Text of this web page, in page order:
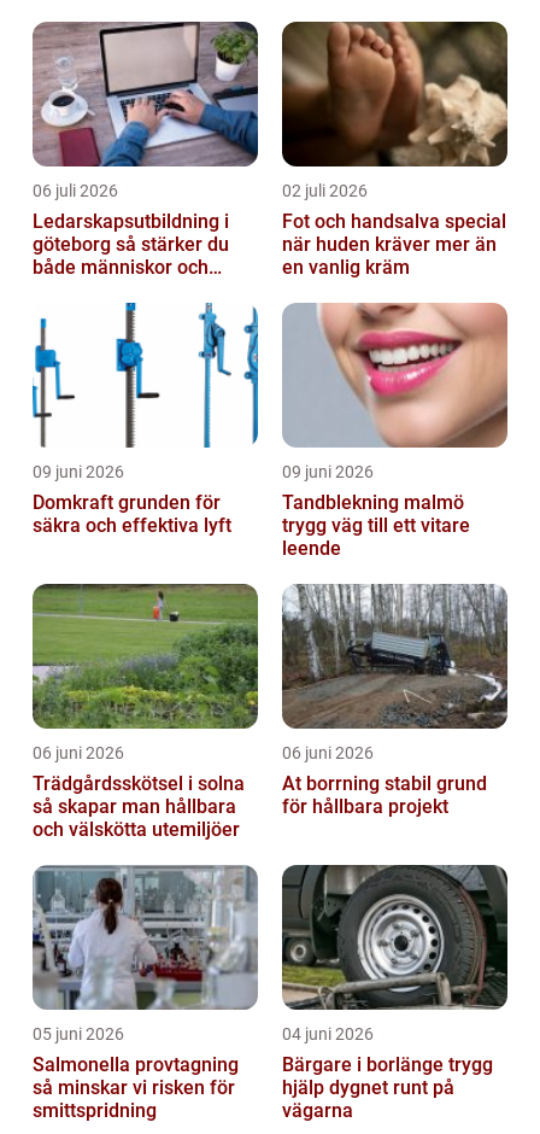
06 juli 2026
Ledarskapsutbildning i
göteborg så stärker du
både människor och
02 juli 2026
Fot och handsalva special
när huden kräver mer än
en vanlig kräm
09 juni 2026
Domkraft grunden för
säkra och effektiva lyft
09 juni 2026
Tandblekning malmö
trygg väg till ett vitare
leende
06 juni 2026
Trädgårdsskötsel i solna
så skapar man hållbara
och välskötta utemiljöer
06 juni 2026
At borrning stabil grund
för hållbara projekt
05 juni 2026
Salmonella provtagning
så minskar vi risken för
smittspridning
04 juni 2026
Bärgare i borlänge trygg
hjälp dygnet runt på
vägarna